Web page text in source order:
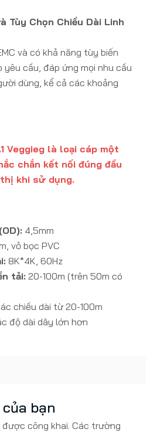
Tùy Chọn Chiều Dài Linh
và có khả năng tùy biến
yêu cầu, đáp ứng mọi nhu cầu
dùng, kể cả các khoảng
Veggieg là loại cáp một
chắn kết nối đúng đầu
khi sử dụng.
4,5mm
vỏ bọc PVC
8K*4K, 60Hz
tải: 20-100m (trên 50m có
chiều dài từ 20-100m
độ dài dây lớn hơn
bạn
được công khai. Các trường